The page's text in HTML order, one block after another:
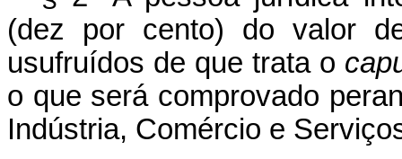
(dez por cento) do valor
usufruídos de que trata o
o que será comprovado
Indústria, Comércio e